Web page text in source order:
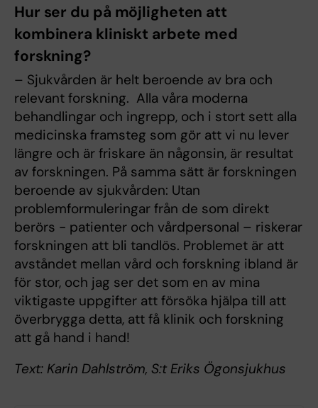
Hur ser du på möjligheten att
kombinera kliniskt arbete med
forskning?
– Sjukvården är helt beroende av bra och
relevant forskning. Alla våra moderna
behandlingar och ingrepp, och i stort sett alla
medicinska framsteg som gör att vi nu lever
längre och är friskare än någonsin, är resultat
av forskningen. På samma sätt är forskningen
beroende av sjukvården: Utan
problemformuleringar från de som direkt
berörs - patienter och vårdpersonal – riskerar
forskningen att bli tandlös. Problemet är att
avståndet mellan vård och forskning ibland är
för stor, och jag ser det som en av mina
viktigaste uppgifter att försöka hjälpa till att
överbrygga detta, att få klinik och forskning
att gå hand i hand!
Text: Karin Dahlström, S:t Eriks Ögonsjukhus